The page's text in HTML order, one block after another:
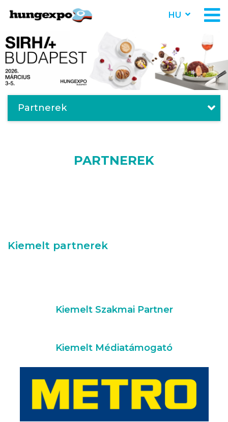
HU
Partnerek
PARTNEREK
Kiemelt partnerek
Kiemelt Szakmai Partner
Kiemelt Médiatámogató